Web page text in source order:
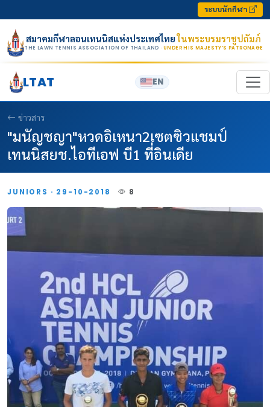
ระบบนักกีฬา
สมาคมกีฬาลอนเทนนิสแห่งประเทศไทยในพระบรมราชูปถัมภ์
THE LAWN TENNIS ASSOCIATION OF THAILAND · UNDER HIS MAJESTY’S PATRONAGE
LTAT EN
ข่าวสาร
"มนัญชญา"หวดอิเหนา2เซตซิวแชมป์
เทนนิสยช.ไอทีเอฟ บี1 ที่อินเดีย
JUNIORS · 29-10-2018 8